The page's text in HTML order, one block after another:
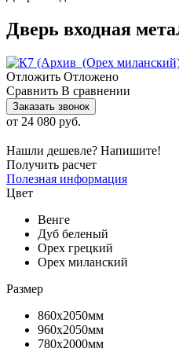
Дверь входная
Отложить Отложено
Сравнить В сравнении
Заказать звонок
от 24 080 руб.
Нашли дешевле? Напишите!
Получить расчет
Полезная информация
Цвет
Венге
Дуб беленый
Орех грецкий
Орех миланский
Размер
860х2050мм
960х2050мм
780х2000мм